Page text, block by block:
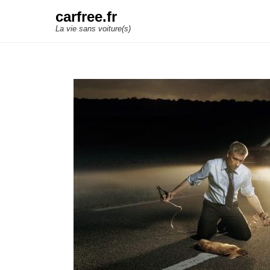
carfree.fr
La vie sans voiture(s)